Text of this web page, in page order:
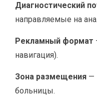
Диагностический
направляемые на
Рекламный формат
навигация).
Зона размещения —
больницы.